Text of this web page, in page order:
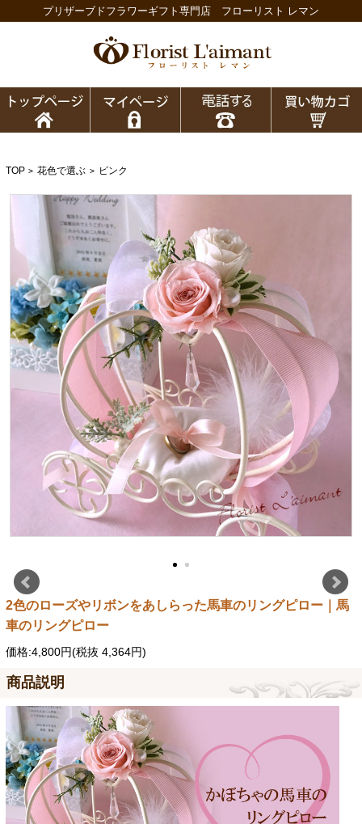
プリザーブドフラワーギフト専門店 フローリスト レマン
TOP > 花色で選ぶ > ピンク
2色のローズやリボンをあしらった馬車のリングピロー｜馬
車のリングピロー
価格:4,800円(税抜 4,364円)
商品説明